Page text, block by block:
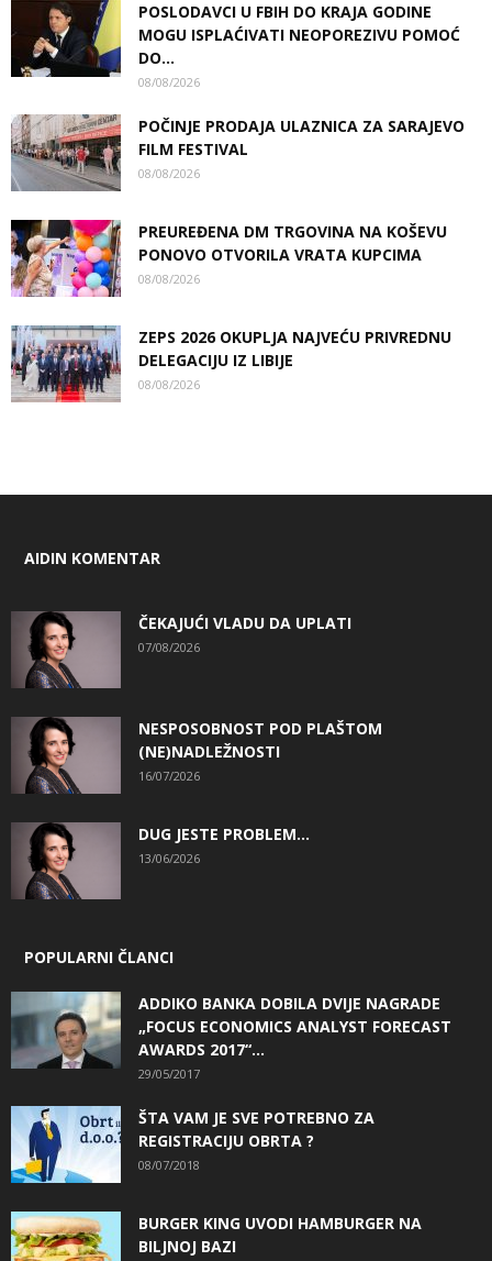
POSLODAVCI U FBIH DO KRAJA GODINE
MOGU ISPLAĆIVATI NEOPOREZIVU POMOĆ
DO...
08/08/2026
POČINJE PRODAJA ULAZNICA ZA SARAJEVO
FILM FESTIVAL
08/08/2026
PREUREĐENA DM TRGOVINA NA KOŠEVU
PONOVO OTVORILA VRATA KUPCIMA
08/08/2026
ZEPS 2026 OKUPLJA NAJVEĆU PRIVREDNU
DELEGACIJU IZ LIBIJE
08/08/2026
AIDIN KOMENTAR
ČEKAJUĆI VLADU DA UPLATI
07/08/2026
NESPOSOBNOST POD PLAŠTOM
(NE)NADLEŽNOSTI
16/07/2026
DUG JESTE PROBLEM…
13/06/2026
POPULARNI ČLANCI
ADDIKO BANKA DOBILA DVIJE NAGRADE
„FOCUS ECONOMICS ANALYST FORECAST
AWARDS 2017“...
29/05/2017
ŠTA VAM JE SVE POTREBNO ZA
REGISTRACIJU OBRTA ?
08/07/2018
BURGER KING UVODI HAMBURGER NA
BILJNOJ BAZI